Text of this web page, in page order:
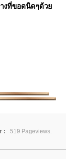
างที่ขอดนิดๆด้ว
:
519 Pageviews.